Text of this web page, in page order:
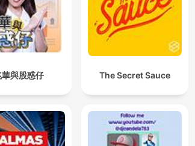
與股惑仔 The Secret Sauce